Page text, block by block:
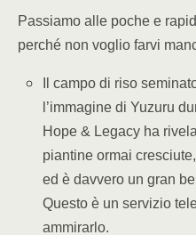
Passiamo alle poche e
perché non voglio farvi
Il campo di riso
l’immagine di Yuzuru
Hope & Legacy ha
piantine ormai
ed è davvero un gran
Questo è un servizio
ammirarlo.